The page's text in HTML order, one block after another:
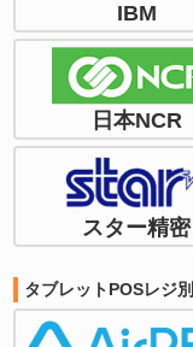
IBM
日本NCR
スター精密
タブレットPOSレジ別